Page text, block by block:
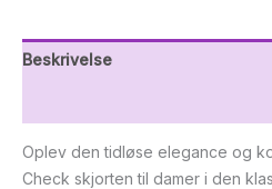
Beskrivelse
Oplev den tidløse elegance og
Check skjorten til damer i den